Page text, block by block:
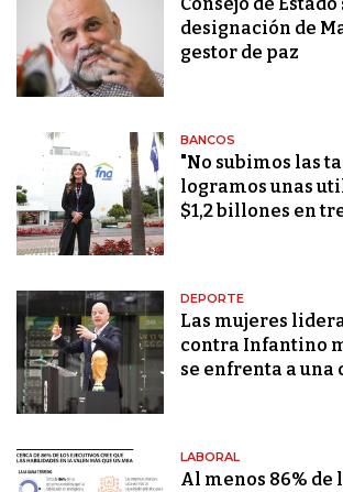
designación de
gestor de paz
BANCOS
"No subimos las
logramos unas
$1,2 billones en
DEPORTE
Las mujeres
contra Infantino
se enfrenta a una
LABORAL
Al menos 86% de